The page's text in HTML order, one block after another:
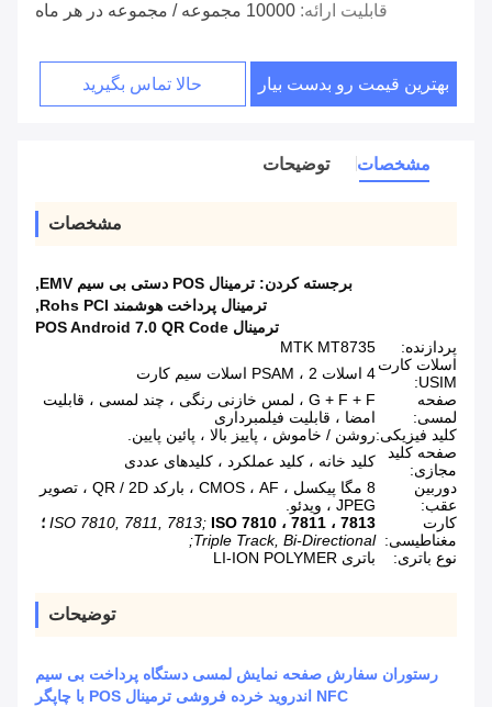
قابلیت ارائه: 10000 مجموعه / مجموعه در هر ماه
بهترین قیمت رو بدست بیار حالا تماس بگیرید
مشخصات توضیحات
مشخصات
برجسته کردن: ترمینال POS دستی بی سیم EMV
,
ترمینال پرداخت هوشمند Rohs PCI
,
ترمینال POS Android 7.0 QR Code
پردازنده:
MTK MT8735
اسلات کارت
USIM:
4 اسلات PSAM ، 2 اسلات سیم کارت
صفحه
لمسی:
G + F + F ، لمس خازنی رنگی ، چند لمسی ، قابلیت
امضا ، قابلیت فیلمبرداری
کلید فیزیکی:روشن / خاموش ، پاییز بالا ، پائین پایین.
صفحه کلید
مجازی:
کلید خانه ، کلید عملکرد ، کلیدهای عددی
دوربین
عقب:
8 مگا پیکسل ، CMOS ، AF ، بارکد QR / 2D ، تصویر
JPEG ، ویدئو.
کارت
مغناطیسی:
ISO 7810, 7811, 7813; ISO 7810 ، 7811 ، 7813 ؛
Triple Track, Bi-Directional;
نوع باتری:
باتری LI-ION POLYMER
توضیحات
رستوران سفارش صفحه نمایش لمسی دستگاه پرداخت بی سیم
NFC اندروید خرده فروشی ترمینال POS با چاپگر